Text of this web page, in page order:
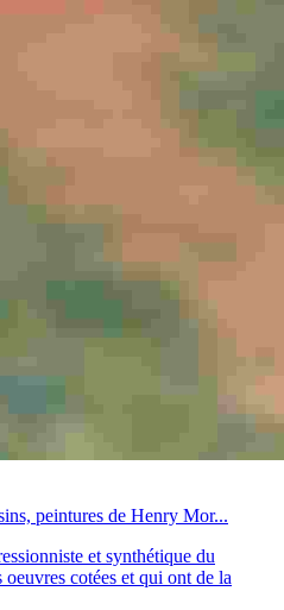
peintures de Henry Mor...
et synthétique du
cotées et qui ont de la